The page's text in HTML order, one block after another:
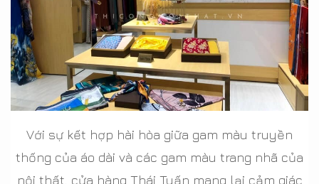
Với sự kết hợp hài hòa giữa gam màu truyền
thống của áo dài và các gam màu trang nhã của
nội thất, cửa hàng Thái Tuấn mang lại cảm giác